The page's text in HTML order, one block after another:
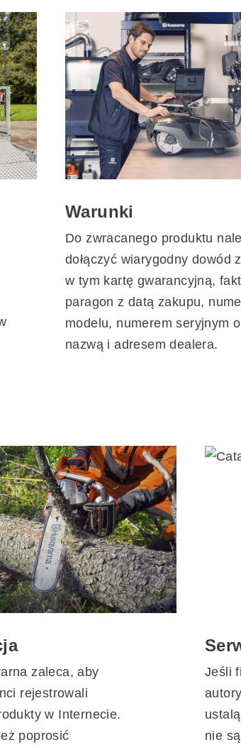
Warunki
Do zwracanego produktu
dołączyć wiarygodny dowód
w tym kartę gwarancyjną,
paragon z datą zakupu,
modelu, numerem seryjnym
nazwą i adresem dealera.
zaleca, aby
rejestrowali
w Internecie.
poprosić
Jeśli
nie